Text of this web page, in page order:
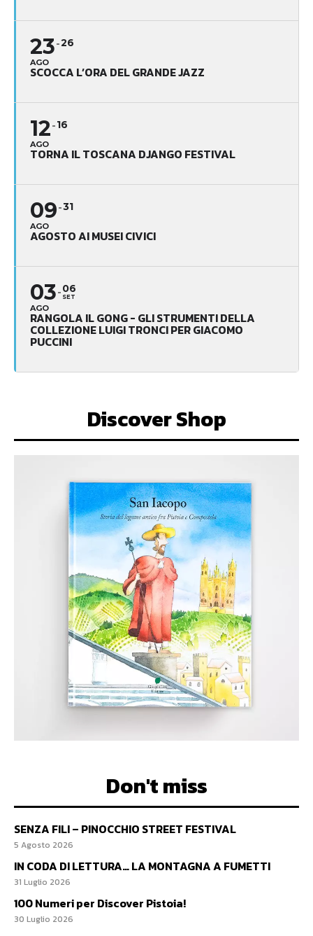
23
AGO
26
SCOCCA L’ORA DEL GRANDE JAZZ
12
AGO
16
TORNA IL TOSCANA DJANGO FESTIVAL
09
AGO
31
AGOSTO AI MUSEI CIVICI
03
AGO
06
SET
RANGOLA IL GONG - GLI STRUMENTI DELLA
COLLEZIONE LUIGI TRONCI PER GIACOMO
PUCCINI
Discover Shop
Don't miss
SENZA FILI – PINOCCHIO STREET FESTIVAL
5 Agosto 2026
IN CODA DI LETTURA… LA MONTAGNA A FUMETTI
31 Luglio 2026
100 Numeri per Discover Pistoia!
30 Luglio 2026